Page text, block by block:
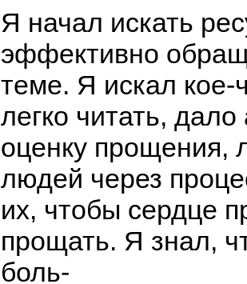
Я начал искать
эффективно
теме. Я искал
легко читать,
оценку прощения,
людей через
их, чтобы сердце
прощать. Я знал,
боль-